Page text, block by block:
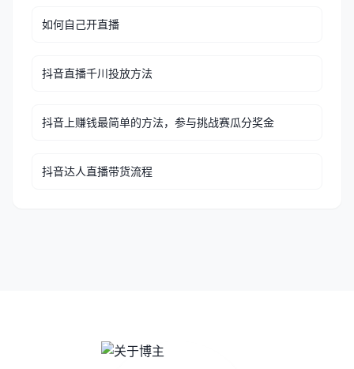
如何自己开直播
抖音直播千川投放方法
抖音上赚钱最简单的方法，参与挑战赛瓜分奖金
抖音达人直播带货流程